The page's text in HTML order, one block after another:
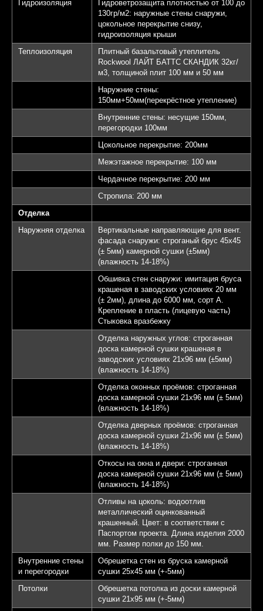
Гидроизоляция
Гидроветрозащита плотностью от 100 до
130гр/м2: наружные стены снаружи,
цокольное перекрытие снизу,
гидроизоляция крыши
Теплоизоляция
Плитный базальтовый утеплитель
Rockwool ЛАЙТ БАТТС СКАНДИК 32кг/
м3, толщиной плит 100 мм и 50 мм
Наружние стены:
150мм+50мм(перекрёстное утепление)
Внутренние стены: несущие 150мм,
перегородки 100мм
Цокольное перекрытие: 200мм
Межэтажное перекрытие: 100 мм
Чердачное перекрытие: 200 мм
Стропила: 200 мм
Отделка
Наружняя отделка
Вертикальные направляющие для вент.
фасада снаружи: строганый брус 45х45
(± 5мм) камерной сушки (±5мм)
(влажность 14-18%)
Обшивка стен снаружи: имитация бруса
крашеная в заводских условиях 20 мм
(± 2мм), длина до 6000 мм, сорт А.
Крепление в пласть (лицевую часть)
Стыковка вразбежку
Отделка наружных углов: строганная
доска камерной сушки крашеная в
заводских условиях 21х96 мм (±5мм)
(влажность 14-18%)
Отделка оконных проёмов: строганная
доска камерной сушки 21х96 мм (± 5мм)
(влажность 14-18%)
Отделка дверных проёмов: строганная
доска камерной сушки 21х96 мм (± 5мм)
(влажность 14-18%)
Откосы на окна и двери: строганная
доска камерной сушки 21х96 мм (± 5мм)
(влажность 14-18%)
Отливы на цоколь: водоотлив
металлический оцинкованный
крашенный. Цвет: в соответствии с
Паспортом проекта. Длина изделия 2000
мм. Размер полки до 150 мм.
Внутренние стены
и перегородки
Обрешетка стен из бруска камерной
сушки 25х45 мм (+-5мм)
Потолки
Обрешетка потолка из доски камерной
сушки 21х95 мм (+-5мм)